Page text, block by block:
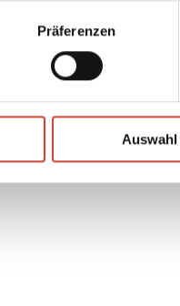
Präferenzen
Download Bilddatei ↘